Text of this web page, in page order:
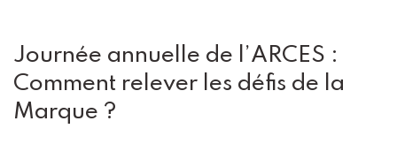
Journée annuelle de l’ARCES :
Comment relever les défis de la
Marque ?